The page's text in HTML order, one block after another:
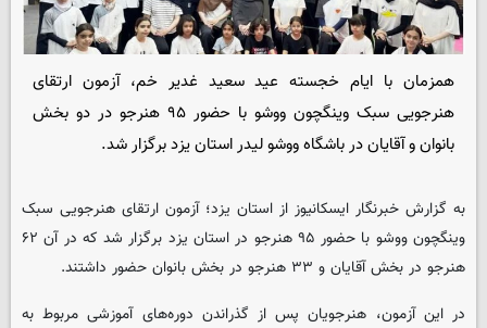
همزمان با ایام خجسته عید سعید غدیر خم، آزمون ارتقای
هنرجویی سبک وینگچون ووشو با حضور ۹۵ هنرجو در دو بخش
بانوان و آقایان در باشگاه ووشو لیدر استان یزد برگزار شد.
به گزارش خبرنگار ایسکانیوز از استان یزد؛ آزمون ارتقای هنرجویی سبک
وینگچون ووشو با حضور ۹۵ هنرجو در استان یزد برگزار شد که در آن ۶۲
هنرجو در بخش آقایان و ۳۳ هنرجو در بخش بانوان حضور داشتند.
در این آزمون، هنرجویان پس از گذراندن دوره‌های آموزشی مربوط به